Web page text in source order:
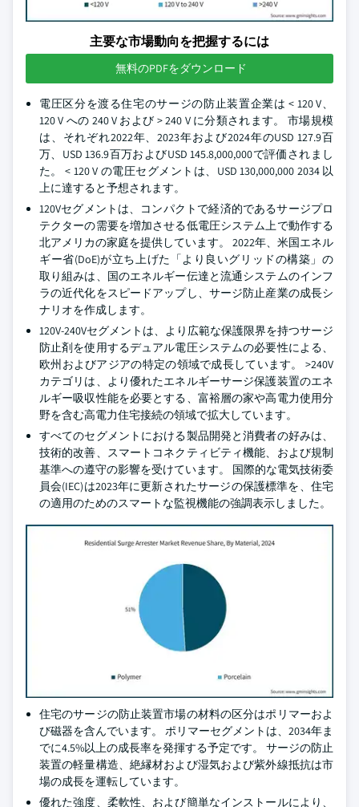
主要な市場動向を把握するには
無料のPDFをダウンロード
電圧区分を渡る住宅のサージの防止装置企業は < 120 V、
120 V への 240 V および > 240 V に分類されます。 市場規模
は、それぞれ2022年、2023年および2024年のUSD 127.9百
万、USD 136.9百万およびUSD 145.8,000,000で評価されまし
た。 < 120 V の電圧セグメントは、USD 130,000,000 2034 以
上に達すると予想されます。
120Vセグメントは、コンパクトで経済的であるサージプロ
テクターの需要を増加させる低電圧システム上で動作する
北アメリカの家庭を提供しています。 2022年、米国エネル
ギー省(DoE)が立ち上げた「より良いグリッドの構築」の
取り組みは、国のエネルギー伝達と流通システムのインフ
ラの近代化をスピードアップし、サージ防止産業の成長シ
ナリオを作成します。
120V-240Vセグメントは、より広範な保護限界を持つサージ
防止剤を使用するデュアル電圧システムの必要性による、
欧州およびアジアの特定の領域で成長しています。 >240V
カテゴリは、より優れたエネルギーサージ保護装置のエネ
ルギー吸収性能を必要とする、富裕層の家や高電力使用分
野を含む高電力住宅接続の領域で拡大しています。
すべてのセグメントにおける製品開発と消費者の好みは、
技術的改善、スマートコネクティビティ機能、および規制
基準への遵守の影響を受けています。 国際的な電気技術委
員会(IEC)は2023年に更新されたサージの保護標準を、住宅
の適用のためのスマートな監視機能の強調表示しました。
住宅のサージの防止装置市場の材料の区分はポリマーおよ
び磁器を含んでいます。 ポリマーセグメントは、2034年ま
でに4.5%以上の成長率を発揮する予定です。 サージの防止
装置の軽量構造、絶縁材および湿気および紫外線抵抗は市
場の成長を運転しています。
優れた強度、柔軟性、および簡単なインストールにより、